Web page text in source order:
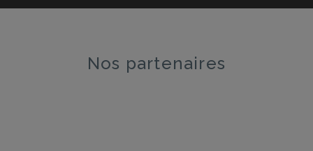
Nos partenaires